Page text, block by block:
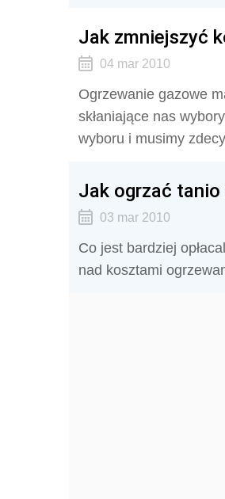
Jak zmniejszyć
04 mar 2010
Ogrzewanie gazowe
skłaniające nas
wyboru i musimy
Jak ogrzać tanio
03 mar 2010
Co jest bardziej
nad kosztami